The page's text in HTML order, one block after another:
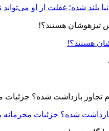
شده؛ غفلت از او می‌تواند
هستند؟!
شده؟ جزئیات محرمانه